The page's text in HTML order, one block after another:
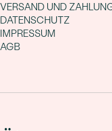
VERSAND UND
DATENSCHUTZ
IMPRESSUM
AGB